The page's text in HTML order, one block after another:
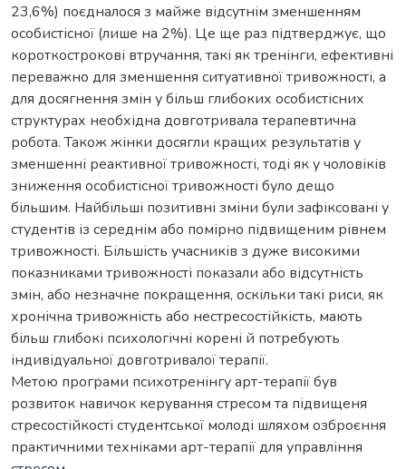
23,6%) поєдналося з майже відсутнім зменшенням
особистісної (лише на 2%). Це ще раз підтверджує, що
короткострокові втручання, такі як тренінги, ефективні
переважно для зменшення ситуативної тривожності, а
для досягнення змін у більш глибоких особистісних
структурах необхідна довготривала терапевтична
робота. Також жінки досягли кращих результатів у
зменшенні реактивної тривожності, тоді як у чоловіків
зниження особистісної тривожності було дещо
більшим. Найбільші позитивні зміни були зафіксовані у
студентів із середнім або помірно підвищеним рівнем
тривожності. Більшість учасників з дуже високими
показниками тривожності показали або відсутність
змін, або незначне покращення, оскільки такі риси, як
хронічна тривожність або нестресостійкість, мають
більш глибокі психологічні корені й потребують
індивідуальної довготривалої терапії.
Метою програми психотренінгу арт-терапії був
розвиток навичок керування стресом та підвищеня
стресостійкості студентської молоді шляхом озброєння
практичними техніками арт-терапії для управління